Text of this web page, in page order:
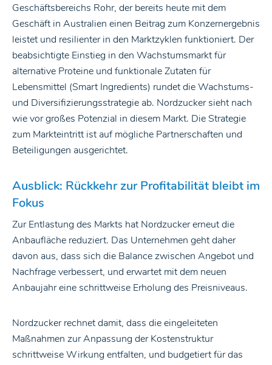
Geschäftsbereichs Rohr, der bereits heute mit dem
Geschäft in Australien einen Beitrag zum Konzernergebnis
leistet und resilienter in den Marktzyklen funktioniert. Der
beabsichtigte Einstieg in den Wachstumsmarkt für
alternative Proteine und funktionale Zutaten für
Lebensmittel (Smart Ingredients) rundet die Wachstums-
und Diversifizierungsstrategie ab. Nordzucker sieht nach
wie vor großes Potenzial in diesem Markt. Die Strategie
zum Markteintritt ist auf mögliche Partnerschaften und
Beteiligungen ausgerichtet.
Ausblick: Rückkehr zur Profitabilität bleibt im
Fokus
Zur Entlastung des Markts hat Nordzucker erneut die
Anbaufläche reduziert. Das Unternehmen geht daher
davon aus, dass sich die Balance zwischen Angebot und
Nachfrage verbessert, und erwartet mit dem neuen
Anbaujahr eine schrittweise Erholung des Preisniveaus.
Nordzucker rechnet damit, dass die eingeleiteten
Maßnahmen zur Anpassung der Kostenstruktur
schrittweise Wirkung entfalten, und budgetiert für das